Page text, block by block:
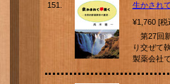
151.
生かされ
¥1,760 [
第27回
り交ぜて
製薬会社